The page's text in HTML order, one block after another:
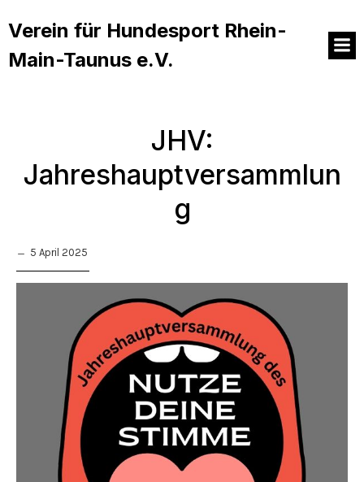
Verein für Hundesport Rhein-
Main-Taunus e.V.
JHV:
Jahreshauptversammlun
g
5 April 2025